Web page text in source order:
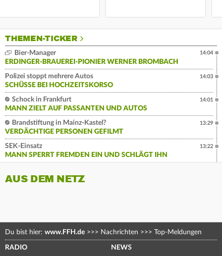
THEMEN-TICKER
Bier-Manager
ERDINGER-BRAUEREI-PIONIER WERNER BROMBACH
14:04
Polizei stoppt mehrere Autos
SCHÜSSE BEI HOCHZEITSKORSO
14:03
Schock in Frankfurt
MANN ZIELT AUF PASSANTEN UND AUTOS
14:01
Brandstiftung in Mainz-Kastel?
VERDÄCHTIGE PERSONEN GEFILMT
13:29
SEK-Einsatz
MANN SPERRT FREMDEN EIN UND SCHLÄGT IHN
13:22
AUS DEM NETZ
Du bist hier: www.FFH.de >>> Nachrichten >>> Top-Meldungen
RADIO NEWS